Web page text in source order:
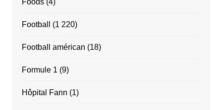
Football (1 220)
Football américan (18)
Formule 1 (9)
Hôpital Fann (1)